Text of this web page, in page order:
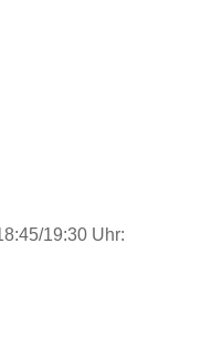
19:30 Uhr: